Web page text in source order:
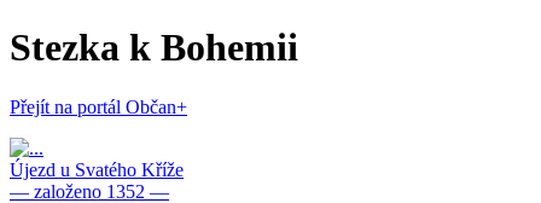
Stezka k Bohemii
Přejít na portál Občan+
Újezd u Svatého Kříže
— založeno 1352 —